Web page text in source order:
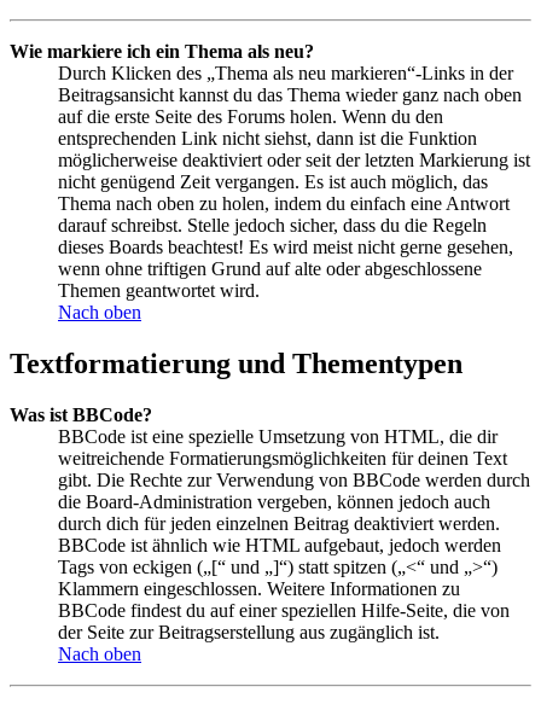
Wie markiere ich ein Thema als neu?
Durch Klicken des „Thema als neu markieren“-Links in der
Beitragsansicht kannst du das Thema wieder ganz nach oben
auf die erste Seite des Forums holen. Wenn du den
entsprechenden Link nicht siehst, dann ist die Funktion
möglicherweise deaktiviert oder seit der letzten Markierung ist
nicht genügend Zeit vergangen. Es ist auch möglich, das
Thema nach oben zu holen, indem du einfach eine Antwort
darauf schreibst. Stelle jedoch sicher, dass du die Regeln
dieses Boards beachtest! Es wird meist nicht gerne gesehen,
wenn ohne triftigen Grund auf alte oder abgeschlossene
Themen geantwortet wird.
Nach oben
Textformatierung und Thementypen
Was ist BBCode?
BBCode ist eine spezielle Umsetzung von HTML, die dir
weitreichende Formatierungsmöglichkeiten für deinen Text
gibt. Die Rechte zur Verwendung von BBCode werden durch
die Board-Administration vergeben, können jedoch auch
durch dich für jeden einzelnen Beitrag deaktiviert werden.
BBCode ist ähnlich wie HTML aufgebaut, jedoch werden
Tags von eckigen („[“ und „]“) statt spitzen („<“ und „>“)
Klammern eingeschlossen. Weitere Informationen zu
BBCode findest du auf einer speziellen Hilfe-Seite, die von
der Seite zur Beitragserstellung aus zugänglich ist.
Nach oben